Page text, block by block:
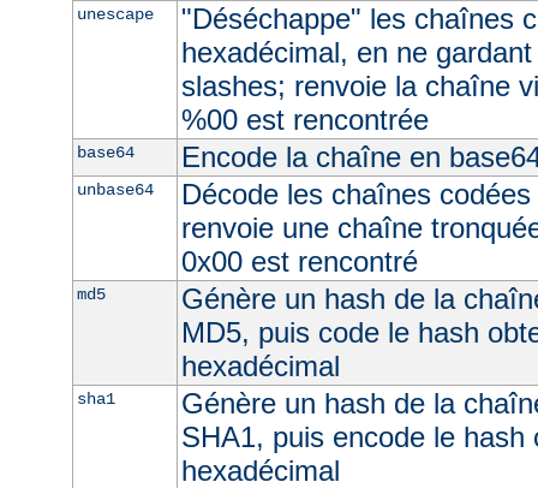
unescape
"Déséchappe" les chaînes
hexadécimal, en ne
slashes; renvoie la chaîne
%00 est rencontrée
base64 Encode la chaîne en
unbase64
Décode les chaînes
renvoie une chaîne
0x00 est rencontré
md5
Génère un hash de la
MD5, puis code le hash
hexadécimal
sha1
Génère un hash de la
SHA1, puis encode le hash
hexadécimal